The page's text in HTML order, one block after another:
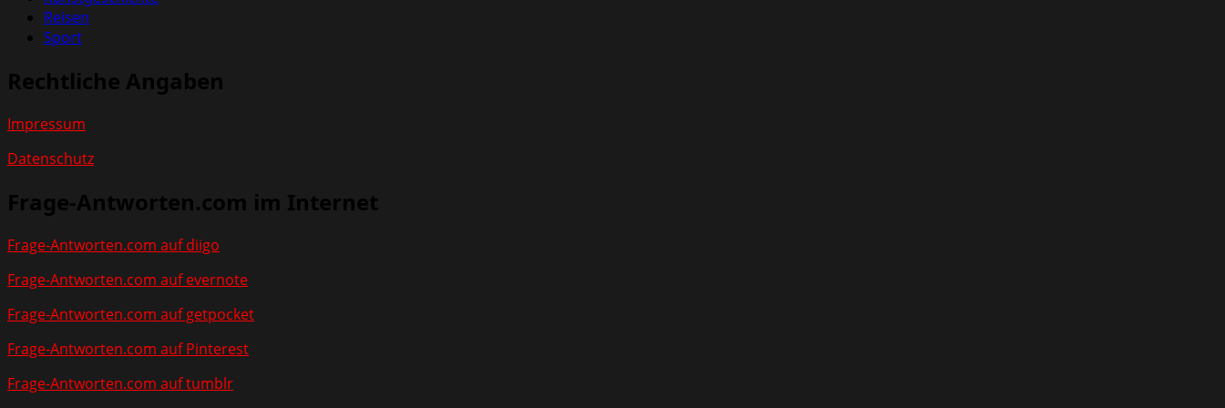
Reisen
Sport
Rechtliche Angaben
Impressum
Datenschutz
Frage-Antworten.com im Internet
Frage-Antworten.com auf diigo
Frage-Antworten.com auf evernote
Frage-Antworten.com auf getpocket
Frage-Antworten.com auf Pinterest
Frage-Antworten.com auf tumblr